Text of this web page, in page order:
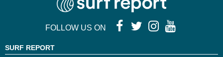
FOLLOW US ON
SURF REPORT